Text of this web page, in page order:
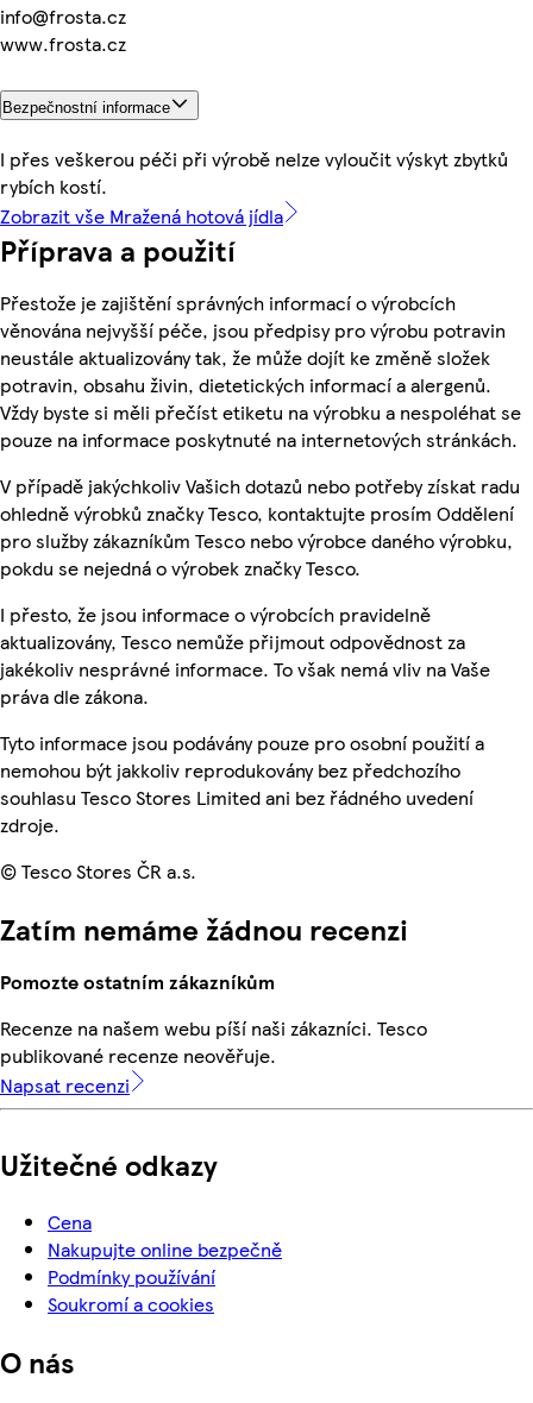
info@frosta.cz
www.frosta.cz
Bezpečnostní informace
I přes veškerou péči při výrobě nelze vyloučit výskyt zbytků
rybích kostí.
Zobrazit vše Mražená hotová jídla
Příprava a použití
Přestože je zajištění správných informací o výrobcích
věnována nejvyšší péče, jsou předpisy pro výrobu potravin
neustále aktualizovány tak, že může dojít ke změně složek
potravin, obsahu živin, dietetických informací a alergenů.
Vždy byste si měli přečíst etiketu na výrobku a nespoléhat se
pouze na informace poskytnuté na internetových stránkách.
V případě jakýchkoliv Vašich dotazů nebo potřeby získat radu
ohledně výrobků značky Tesco, kontaktujte prosím Oddělení
pro služby zákazníkům Tesco nebo výrobce daného výrobku,
pokdu se nejedná o výrobek značky Tesco.
I přesto, že jsou informace o výrobcích pravidelně
aktualizovány, Tesco nemůže přijmout odpovědnost za
jakékoliv nesprávné informace. To však nemá vliv na Vaše
práva dle zákona.
Tyto informace jsou podávány pouze pro osobní použití a
nemohou být jakkoliv reprodukovány bez předchozího
souhlasu Tesco Stores Limited ani bez řádného uvedení
zdroje.
© Tesco Stores ČR a.s.
Zatím nemáme žádnou recenzi
Pomozte ostatním zákazníkům
Recenze na našem webu píší naši zákazníci. Tesco
publikované recenze neověřuje.
Napsat recenzi
Užitečné odkazy
Cena
Nakupujte online bezpečně
Podmínky používání
Soukromí a cookies
O nás